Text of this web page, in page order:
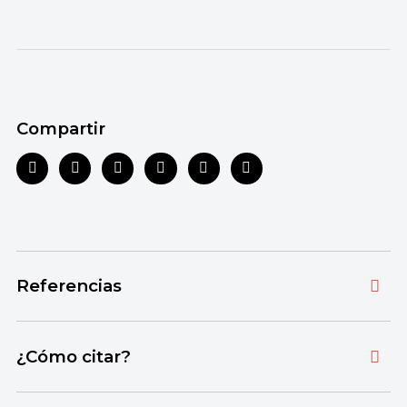
Compartir
Referencias
Toda la información que ofrecemos está
autorizadas y actualizadas, que aseguran un
¿Cómo citar?